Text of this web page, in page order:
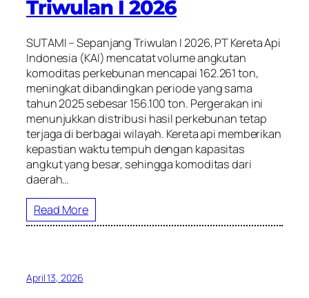
Triwulan I 2026
SUTAMI – Sepanjang Triwulan I 2026, PT Kereta Api
Indonesia (KAI) mencatat volume angkutan
komoditas perkebunan mencapai 162.261 ton,
meningkat dibandingkan periode yang sama
tahun 2025 sebesar 156.100 ton. Pergerakan ini
menunjukkan distribusi hasil perkebunan tetap
terjaga di berbagai wilayah. Kereta api memberikan
kepastian waktu tempuh dengan kapasitas
angkut yang besar, sehingga komoditas dari
daerah…
Read More
April 13, 2026